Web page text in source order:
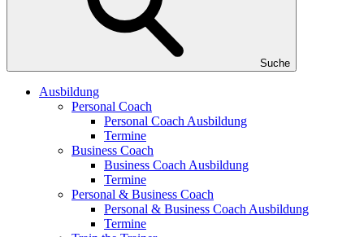
Suche
Ausbildung
Personal Coach
Personal Coach Ausbildung
Termine
Business Coach
Business Coach Ausbildung
Termine
Personal & Business Coach
Personal & Business Coach Ausbildung
Termine